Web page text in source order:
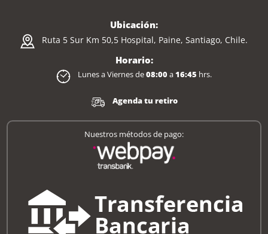
Ubicación:
Ruta 5 Sur Km 50,5 Hospital, Paine, Santiago, Chile.
Horario:
Lunes a Viernes de08:00a16:45 hrs.
Agenda tu retiro
Nuestros métodos de pago: